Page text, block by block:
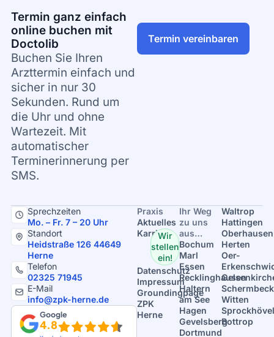
Termin ganz einfach
online buchen mit
Doctolib
Buchen Sie Ihren
Arzttermin einfach und
sicher in nur 30
Sekunden. Rund um
die Uhr und ohne
Wartezeit. Mit
automatischer
Terminerinnerung per
SMS.
Termin vereinbaren
Sprechzeiten
Mo. – Fr. 7 – 20 Uhr
Standort
Heidstraße 126 44649
Herne
Telefon
02325 71945
E-Mail
info@zpk-herne.de
Google
4.8
Praxis
Aktuelles
Karriere
Wir
stellen
ein!
Datenschutz
Impressum
Groundingpage
ZPK
Herne
Ihr Weg
zu uns
aus…
Bochum
Marl
Essen
Recklinghausen
Haltern
am See
Hagen
Gevelsberg
Dortmund
Waltrop
Hattingen
Oberhausen
Herten
Oer-
Schermbeck
Witten
Sprockhövel
Bottrop